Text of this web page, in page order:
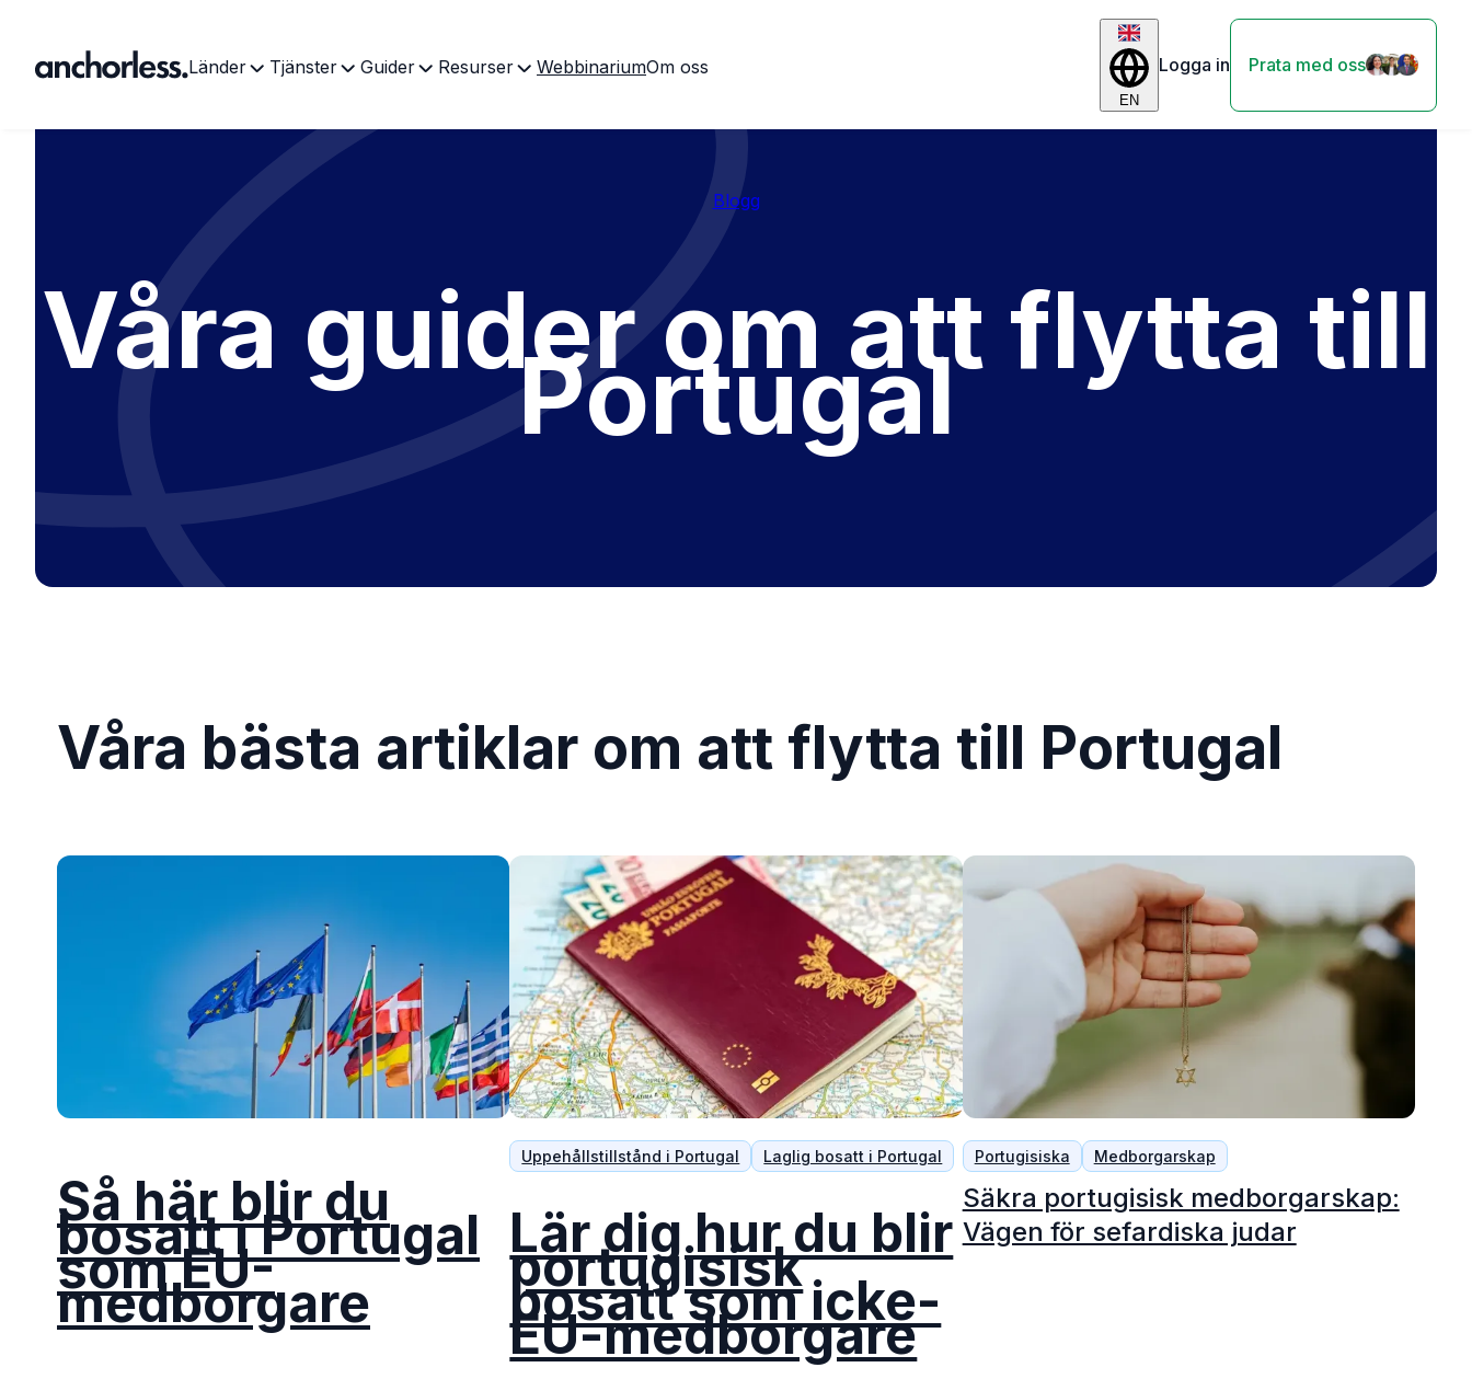
Länder Tjänster Guider Resurser WebbinariumOm oss
EN
Logga in Prata med oss
Blogg
Våra guider om att flytta till
Portugal
Våra bästa artiklar om att flytta till Portugal
Så här blir du
bosatt i Portugal
som EU-
medborgare
Uppehållstillstånd i Portugal Laglig bosatt i Portugal
Lär dig hur du blir
portugisisk
bosatt som icke-
EU-medborgare
Portugisiska Medborgarskap
Säkra portugisisk medborgarskap:
Vägen för sefardiska judar